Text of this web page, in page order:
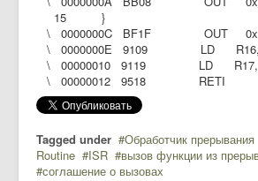
15 }
\ 0000000C BF1F OUT
\ 0000000E 9109 LD R16,
\ 00000010 9119 LD R17,
\ 00000012 9518 RETI
Tagged under Обработчик прерывания
Routine
ISR
вызов функции из
соглашение о вызовах